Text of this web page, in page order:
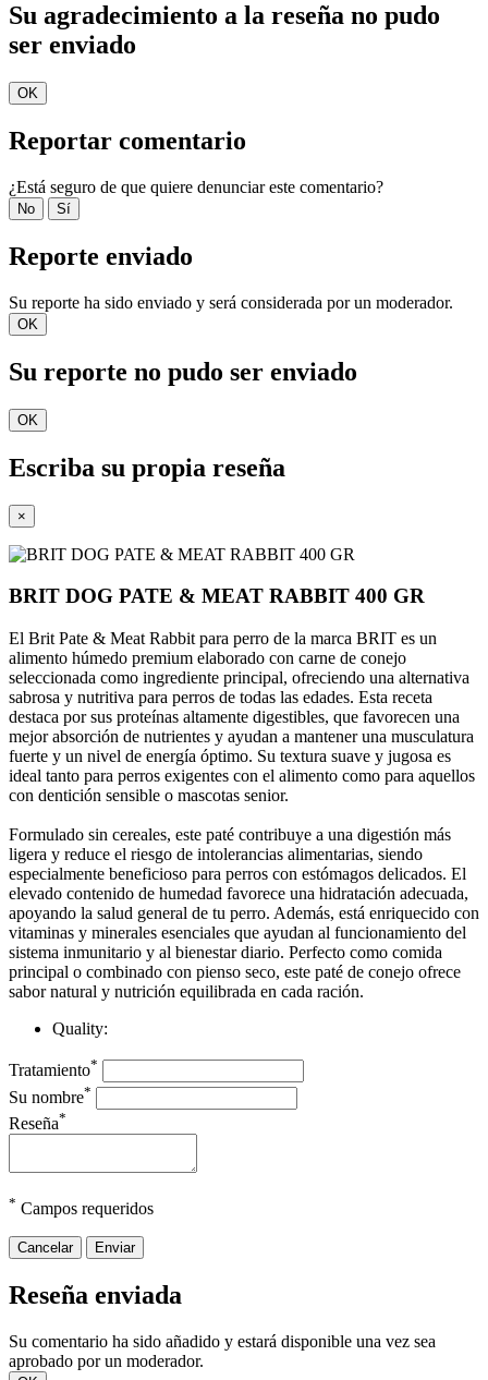
Su agradecimiento a la reseña no pudo
ser enviado
OK
Reportar comentario
¿Está seguro de que quiere denunciar este comentario?
No Sí
Reporte enviado
Su reporte ha sido enviado y será considerada por un moderador.
OK
Su reporte no pudo ser enviado
OK
Escriba su propia reseña
×
BRIT DOG PATE & MEAT RABBIT 400 GR
El Brit Pate & Meat Rabbit para perro de la marca BRIT es un
alimento húmedo premium elaborado con carne de conejo
seleccionada como ingrediente principal, ofreciendo una alternativa
sabrosa y nutritiva para perros de todas las edades. Esta receta
destaca por sus proteínas altamente digestibles, que favorecen una
mejor absorción de nutrientes y ayudan a mantener una musculatura
fuerte y un nivel de energía óptimo. Su textura suave y jugosa es
ideal tanto para perros exigentes con el alimento como para aquellos
con dentición sensible o mascotas senior.
Formulado sin cereales, este paté contribuye a una digestión más
ligera y reduce el riesgo de intolerancias alimentarias, siendo
especialmente beneficioso para perros con estómagos delicados. El
elevado contenido de humedad favorece una hidratación adecuada,
apoyando la salud general de tu perro. Además, está enriquecido con
vitaminas y minerales esenciales que ayudan al funcionamiento del
sistema inmunitario y al bienestar diario. Perfecto como comida
principal o combinado con pienso seco, este paté de conejo ofrece
sabor natural y nutrición equilibrada en cada ración.
Quality:
Tratamiento*
Su nombre*
Reseña*
* Campos requeridos
Cancelar Enviar
Reseña enviada
Su comentario ha sido añadido y estará disponible una vez sea
aprobado por un moderador.